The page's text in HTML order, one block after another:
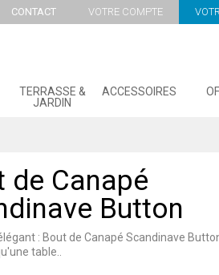
VOTRE COMPTE
CONTACT
TERRASSE &
JARDIN
ACCESSOIRES
de Canapé
Button
: Bout de Canapé Scandinave
table..